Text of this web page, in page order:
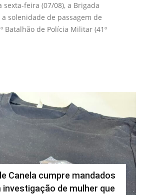
sexta-feira (07/08), a Brigada
solenidade de passagem de
Batalhão de Polícia Militar (41º
Canela cumpre mandados
investigação de mulher que